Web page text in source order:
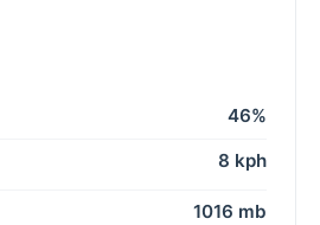
46%
8 kph
1016 mb